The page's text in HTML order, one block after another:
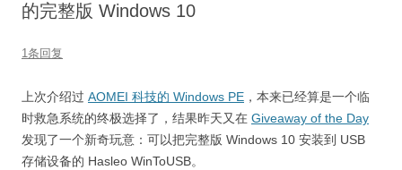
的完整版 Windows 10
1条回复
上次介绍过 AOMEI 科技的 Windows PE ，本来已经算是一个临
时救急系统的终极选择了，结果昨天又在 Giveaway of the Day
发现了一个新奇玩意：可以把完整版 Windows 10 安装到 USB
存储设备的 Hasleo WinToUSB。